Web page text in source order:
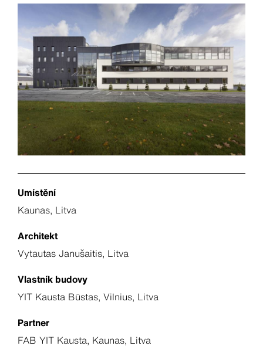
Umístění
Kaunas, Litva
Architekt
Vytautas Janušaitis, Litva
Vlastník budovy
YIT Kausta Būstas, Vilnius, Litva
Partner
FAB YIT Kausta, Kaunas, Litva